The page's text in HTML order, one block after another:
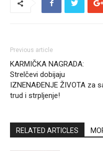
Previous article
KARMIČKA NAGRADA:
Strelčevi dobijaju
IZNENAĐENJE ŽIVOTA za
trud i strpljenje!
RELATED ARTICLES